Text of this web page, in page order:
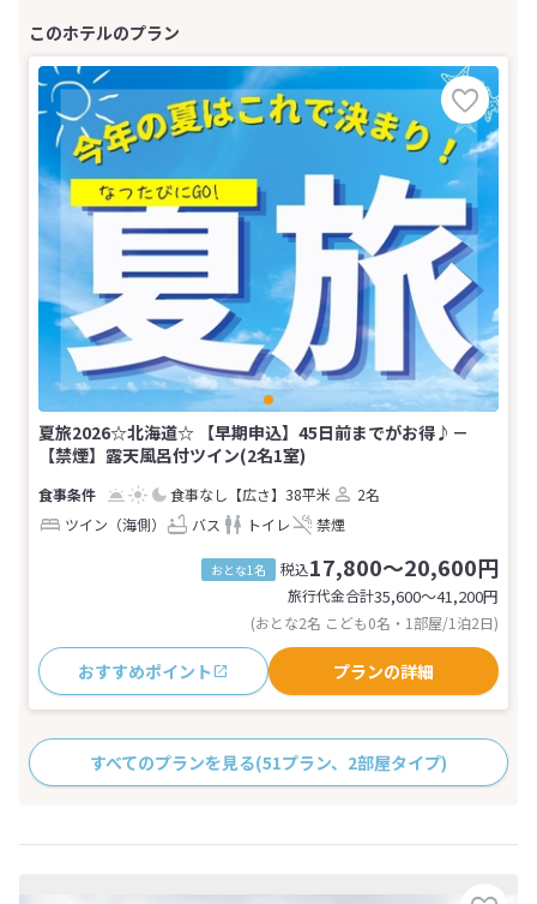
夏旅2026☆北海道☆ 【早期申込】45日前までがお得♪－
【禁煙】露天風呂付ツイン(2名1室)
食事なし 【広さ】38平米
2名
ツイン（海側）
バス トイレ 禁煙
おとな1名 税込17,800～20,600円
旅行代金合計35,600〜41,200円
(おとな2名 こども0名・1部屋/1泊2日)
おすすめポイント プランの詳細
すべてのプランを見る(51プラン、2部屋タイプ)